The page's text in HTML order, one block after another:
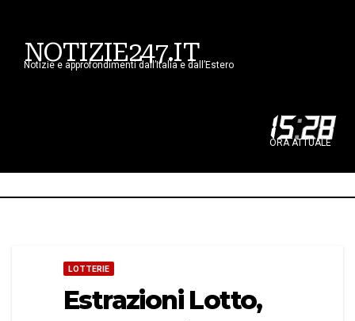
NOTIZIE247.IT
Notizie e approfondimenti dall’Italia e dall’Estero
15:28
ORA ATTUALE
LOTTERIE
Estrazioni Lotto,